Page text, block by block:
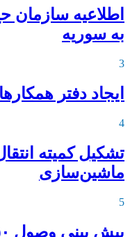
اطلاعیه‌ سازمان
به سوریه
3
ایجاد دفتر
4
تشکیل کمیته
ماشین‌سازی
5